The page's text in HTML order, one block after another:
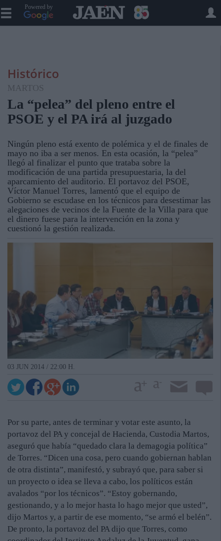
Powered by
Histórico
MARTOS
La “pelea” del pleno entre el
PSOE y el PA irá al juzgado
Ningún pleno está exento de polémica y el de finales de
mayo no iba a ser menos. En esta ocasión, la “pelea”
llegó al finalizar el punto que trataba sobre la
modificación de una partida presupuestaria, la del
aparcamiento del auditorio. El portavoz del PSOE,
Víctor Manuel Torres, lamentó que el equipo de
Gobierno se escudase en los técnicos para desestimar las
alegaciones de vecinos de la Fuente de la Villa para que
el dinero fuese para la intervención en la zona y
cuestionó la gestión realizada.
03 JUN 2014 / 22:00 H.
Por su parte, antes de terminar y votar este asunto, la
portavoz del PA y concejal de Hacienda, Custodia Martos,
aseguró que había “quedado clara la demagogia política”
de Torres. “Dicen una cosa, pero cuando gobiernan hablan
de otra distinta”, manifestó, y subrayó que, para saber si
un proyecto o idea se lleva a cabo, los políticos están
avalados “por los técnicos”. “Estoy gobernando,
gestionando, y a lo mejor hasta lo hago mejor que usted”,
dijo Martos y, a partir de ese momento, “se armó el belén”.
De pronto, la portavoz del PA dijo que Torres, como